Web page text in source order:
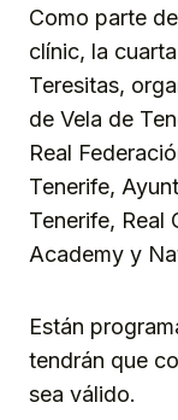
Como parte
clínic, la
Teresitas,
de Vela de
Real
Tenerife,
Tenerife, Real
Academy y
Están
tendrán que
sea válido.